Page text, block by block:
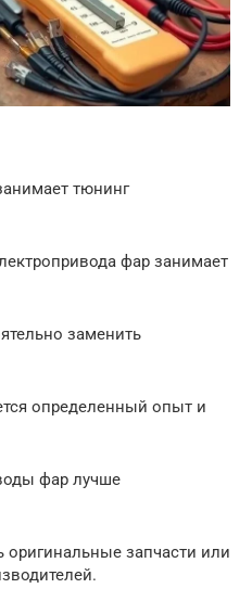
тюнинг
фар занимает
заменить
определенный опыт и
фар лучше
запчасти или